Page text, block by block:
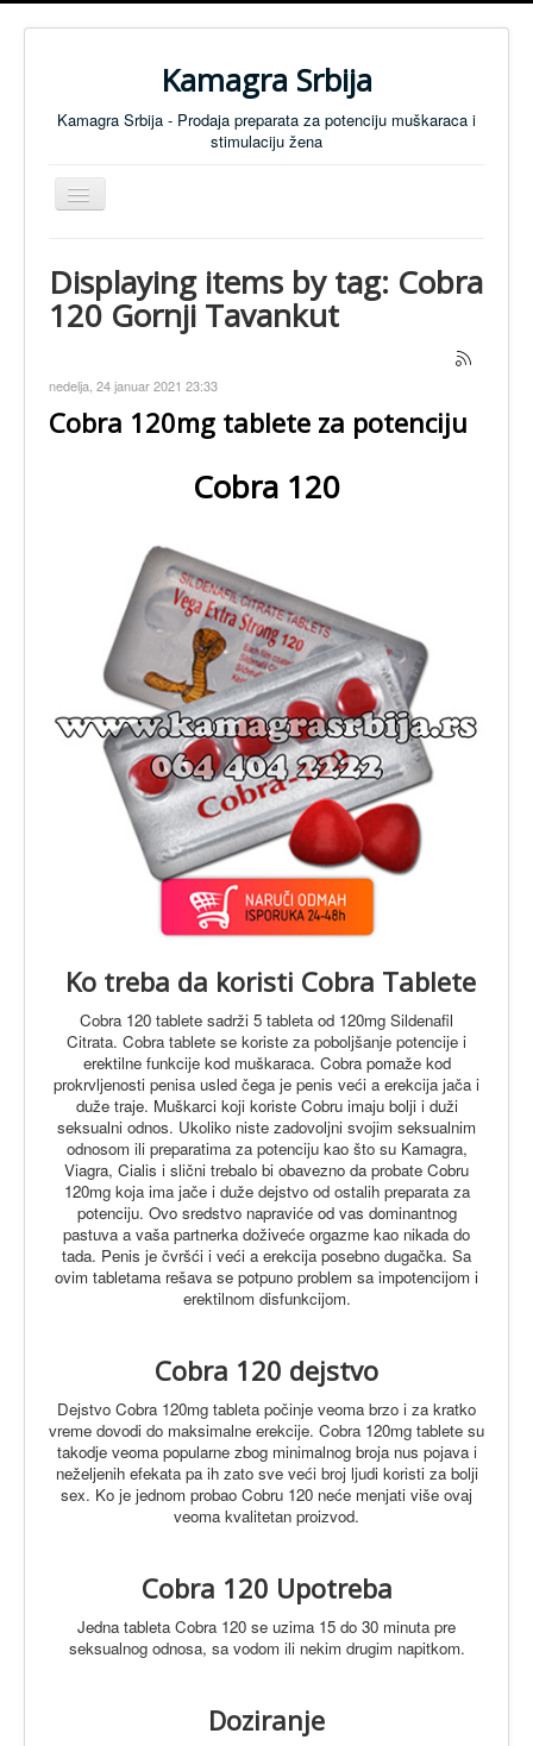
Kamagra Srbija
Kamagra Srbija - Prodaja preparata za potenciju muškaraca i
stimulaciju žena
Isključi
navigaciju
Preparati za Žene
Tablete za koncentraciju
Preparati za Potenciju - Cenovnik
Displaying items by tag: Cobra
120 Gornji Tavankut
nedelja, 24 januar 2021 23:33
Cobra 120mg tablete za potenciju
Cobra 120
Ko treba da koristi Cobra Tablete
Cobra 120 tablete sadrži 5 tableta od 120mg Sildenafil
Citrata. Cobra tablete se koriste za poboljšanje potencije i
erektilne funkcije kod muškaraca. Cobra pomaže kod
prokrvljenosti penisa usled čega je penis veći a erekcija jača i
duže traje. Muškarci koji koriste Cobru imaju bolji i duži
seksualni odnos. Ukoliko niste zadovoljni svojim seksualnim
odnosom ili preparatima za potenciju kao što su Kamagra,
Viagra, Cialis i slični trebalo bi obavezno da probate Cobru
120mg koja ima jače i duže dejstvo od ostalih preparata za
potenciju. Ovo sredstvo napraviće od vas dominantnog
pastuva a vaša partnerka doživeće orgazme kao nikada do
tada. Penis je čvršći i veći a erekcija posebno dugačka. Sa
ovim tabletama rešava se potpuno problem sa impotencijom i
erektilnom disfunkcijom.
Cobra 120 dejstvo
Dejstvo Cobra 120mg tableta počinje veoma brzo i za kratko
vreme dovodi do maksimalne erekcije. Cobra 120mg tablete su
takodje veoma popularne zbog minimalnog broja nus pojava i
neželjenih efekata pa ih zato sve veći broj ljudi koristi za bolji
sex. Ko je jednom probao Cobru 120 neće menjati više ovaj
veoma kvalitetan proizvod.
Cobra 120 Upotreba
Jedna tableta Cobra 120 se uzima 15 do 30 minuta pre
seksualnog odnosa, sa vodom ili nekim drugim napitkom.
Doziranje